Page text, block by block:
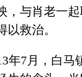
，与肖老一
以救治。
7月，白马